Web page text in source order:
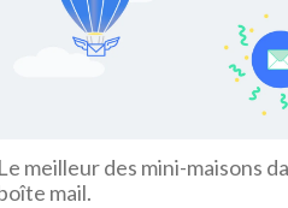
Le meilleur des mini-maisons
mail.